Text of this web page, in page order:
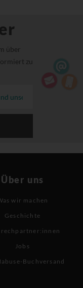
über
zu
Über uns
wir machen
Geschichte
Jobs
Buchversand